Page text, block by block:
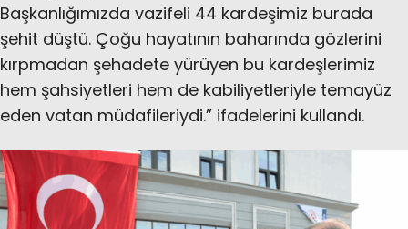
Başkanlığımızda vazifeli 44 kardeşimiz burada
şehit düştü. Çoğu hayatının baharında gözlerini
kırpmadan şehadete yürüyen bu kardeşlerimiz
hem şahsiyetleri hem de kabiliyetleriyle temayüz
eden vatan müdafileriydi.” ifadelerini kullandı.